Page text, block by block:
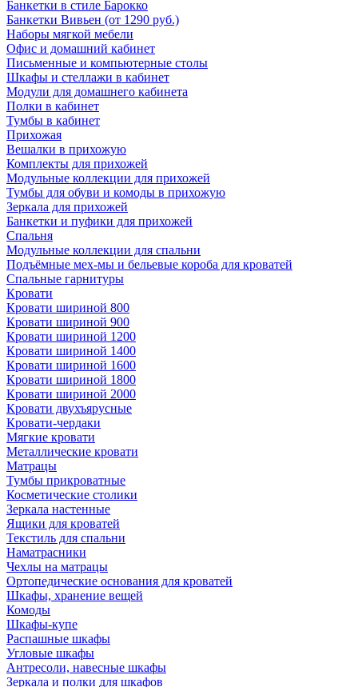
Банкетки в стиле Барокко
Банкетки Вивьен (от 1290 руб.)
Наборы мягкой мебели
Офис и домашний кабинет
Письменные и компьютерные столы
Шкафы и стеллажи в кабинет
Модули для домашнего кабинета
Полки в кабинет
Тумбы в кабинет
Прихожая
Вешалки в прихожую
Комплекты для прихожей
Модульные коллекции для прихожей
Тумбы для обуви и комоды в прихожую
Зеркала для прихожей
Банкетки и пуфики для прихожей
Спальня
Модульные коллекции для спальни
Подъёмные мех-мы и бельевые короба для кроватей
Спальные гарнитуры
Кровати
Кровати шириной 800
Кровати шириной 900
Кровати шириной 1200
Кровати шириной 1400
Кровати шириной 1600
Кровати шириной 1800
Кровати шириной 2000
Кровати двухъярусные
Кровати-чердаки
Мягкие кровати
Металлические кровати
Матрацы
Тумбы прикроватные
Косметические столики
Зеркала настенные
Ящики для кроватей
Текстиль для спальни
Наматрасники
Чехлы на матрацы
Ортопедические основания для кроватей
Шкафы, хранение вещей
Комоды
Шкафы-купе
Распашные шкафы
Угловые шкафы
Антресоли, навесные шкафы
Зеркала и полки для шкафов